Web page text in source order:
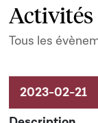
Activités
Tous les
Activités sur le